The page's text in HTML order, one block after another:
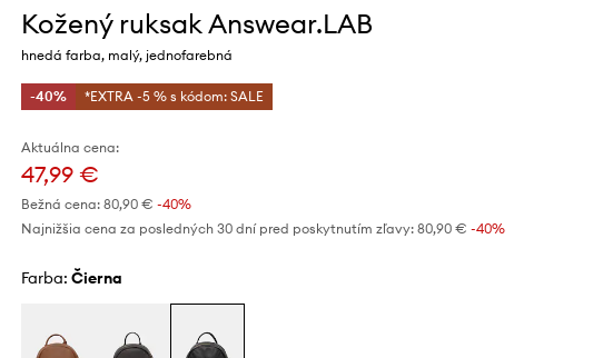
Kožený ruksak Answear.LAB
hnedá farba, malý, jednofarebná
-40% *EXTRA -5 % s kódom: SALE
Aktuálna cena:
47,99 €
Bežná cena: 80,90 € -40%
Najnižšia cena za posledných 30 dní pred poskytnutím zľavy: 80,90 € -40%
Farba: čierna